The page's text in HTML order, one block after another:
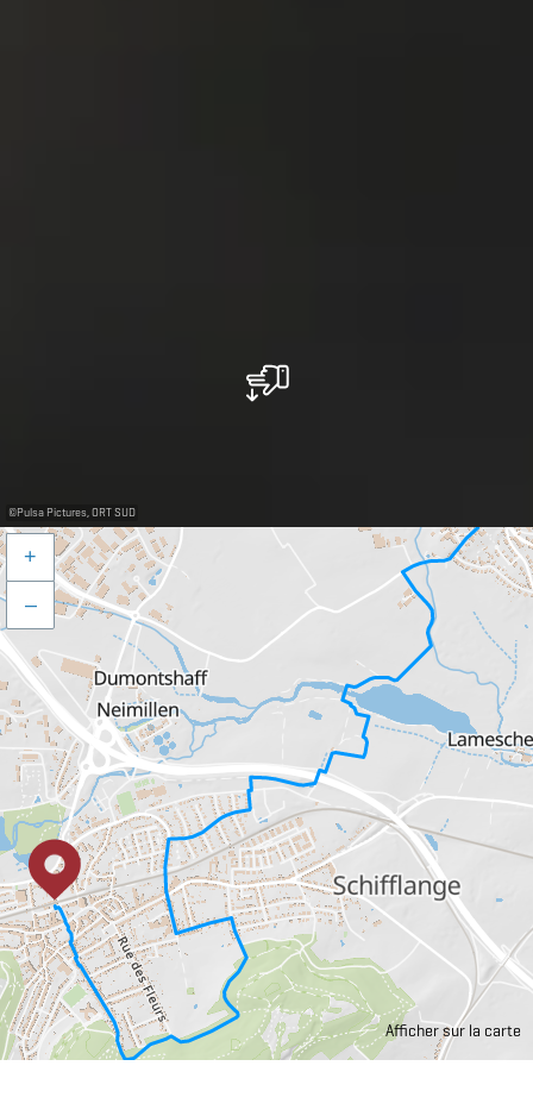
©Pulsa Pictures, ORT SUD
Afficher sur la carte
+
–